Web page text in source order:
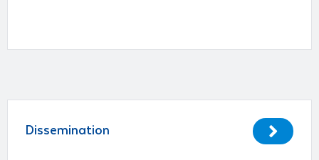
Dissemination